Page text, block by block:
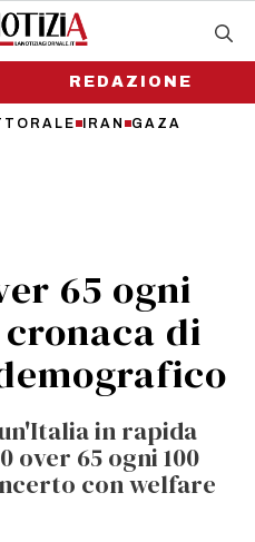
IRAN GAZA
REDAZIONE
65 ogni
di
in rapida
over 65 ogni 100
con welfare